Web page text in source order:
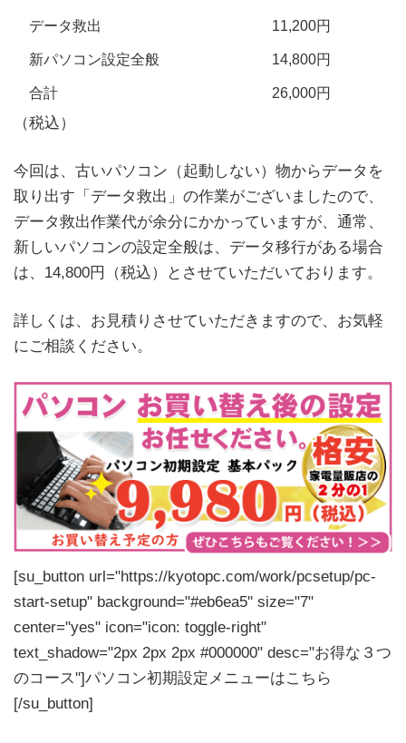
データ救出 11,200円
新パソコン設定全般 14,800円
合計 26,000円
（税込）
今回は、古いパソコン（起動しない）物からデータを
取り出す「データ救出」の作業がございましたので、
データ救出作業代が余分にかかっていますが、通常、
新しいパソコンの設定全般は、データ移行がある場合
は、14,800円（税込）とさせていただいております。
詳しくは、お見積りさせていただきますので、お気軽
にご相談ください。
[su_button url="https://kyotopc.com/work/pcsetup/pc-
start-setup" background="#eb6ea5" size="7"
center="yes" icon="icon: toggle-right"
text_shadow="2px 2px 2px #000000" desc="お得な３つ
のコース"]パソコン初期設定メニューはこちら
[/su_button]